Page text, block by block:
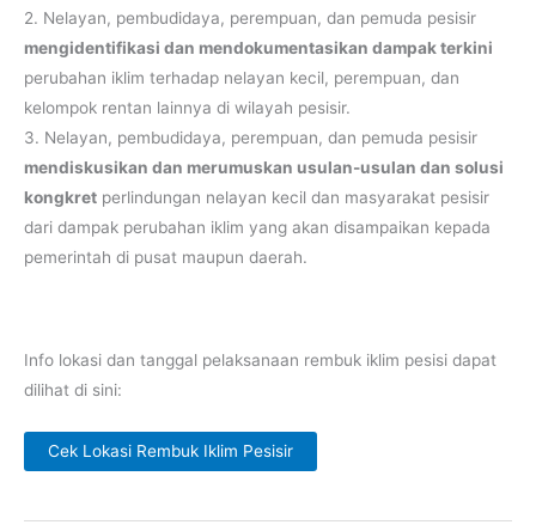
2. Nelayan, pembudidaya, perempuan, dan pemuda pesisir
mengidentifikasi dan mendokumentasikan dampak terkini
perubahan iklim terhadap nelayan kecil, perempuan, dan
kelompok rentan lainnya di wilayah pesisir.
3. Nelayan, pembudidaya, perempuan, dan pemuda pesisir
mendiskusikan dan merumuskan usulan-usulan dan solusi
kongkret perlindungan nelayan kecil dan masyarakat pesisir
dari dampak perubahan iklim yang akan disampaikan kepada
pemerintah di pusat maupun daerah.
Info lokasi dan tanggal pelaksanaan rembuk iklim pesisi dapat
dilihat di sini:
Cek Lokasi Rembuk Iklim Pesisir